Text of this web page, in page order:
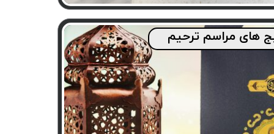
های مراسم ترحیم